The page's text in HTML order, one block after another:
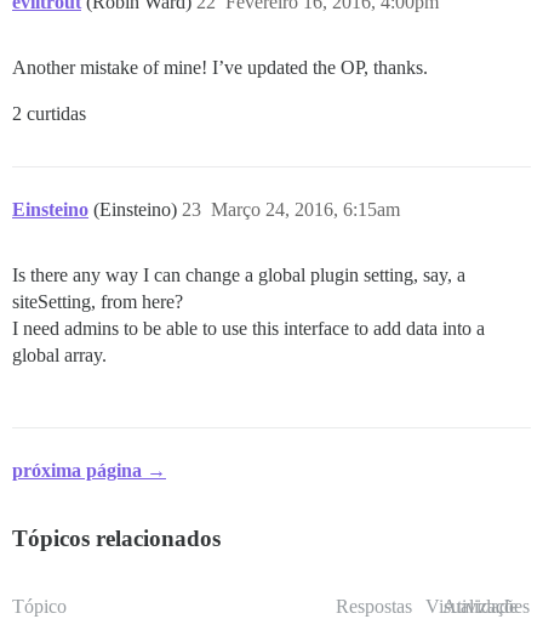
Another mistake of mine! I’ve updated the OP, thanks.
2 curtidas
Einsteino (Einsteino) Março 24, 2016, 6:15am
23
Is there any way I can change a global plugin setting, say, a
siteSetting, from here?
I need admins to be able to use this interface to add data into a
global array.
próxima página →
Tópicos relacionados
Tópico Respostas Visualizações
Atividade